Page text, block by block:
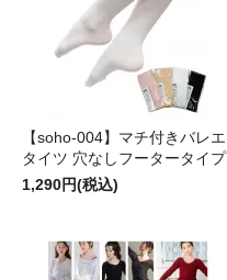
【soho-004】マチ付きバレエ
タイツ 穴なしフータータイプ
1,290円(税込)